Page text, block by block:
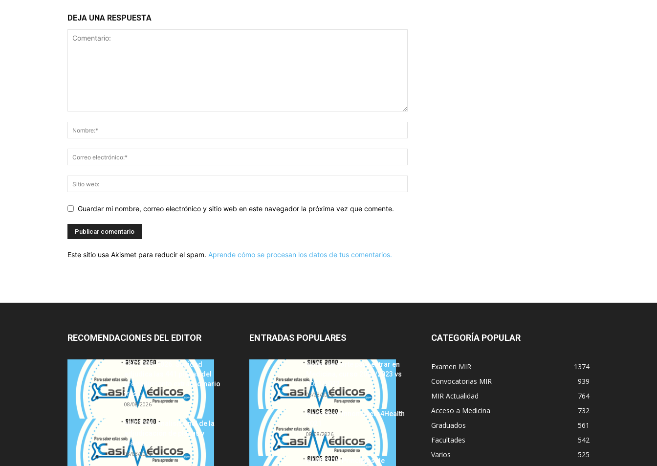
DEJA UNA RESPUESTA
Guardar mi nombre, correo electrónico y sitio web en este navegador la próxima vez que comente.
Este sitio usa Akismet para reducir el spam. Aprende cómo se procesan los datos de tus comentarios.
RECOMENDACIONES DEL EDITOR
FSE 2025-2026: Sanidad
adjudica las 441 plazas del
procedimiento extraordinario
tras...
08/08/2026
MIR 2026: análisis final de la
adjudicación de plazas y
claves...
08/08/2026
ENTRADAS POPULARES
Notas de corte para entrar en
Medicina, curso 2022/2023 vs
2021/2022
08/08/2026
Hackathon Innomakers4Health
08/08/2026
HARRISON Principios de
CATEGORÍA POPULAR
Examen MIR
1374
Convocatorias MIR
939
MIR Actualidad
764
Acceso a Medicina
732
Graduados
561
Facultades
542
Varios
525